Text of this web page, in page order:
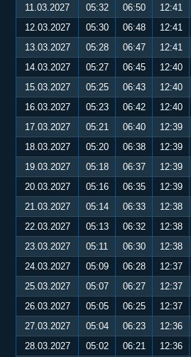
11.03.2027
05:32 06:50 12:41
12.03.2027
05:30 06:48 12:41
13.03.2027
05:28 06:47 12:41
14.03.2027
05:27 06:45 12:40
15.03.2027
05:25 06:43 12:40
16.03.2027
05:23 06:42 12:40
17.03.2027
05:21 06:40 12:39
18.03.2027
05:20 06:38 12:39
19.03.2027
05:18 06:37 12:39
20.03.2027
05:16 06:35 12:39
21.03.2027
05:14 06:33 12:38
22.03.2027
05:13 06:32 12:38
23.03.2027
05:11 06:30 12:38
24.03.2027
05:09 06:28 12:37
25.03.2027
05:07 06:27 12:37
26.03.2027
05:05 06:25 12:37
27.03.2027
05:04 06:23 12:36
28.03.2027
05:02 06:21 12:36